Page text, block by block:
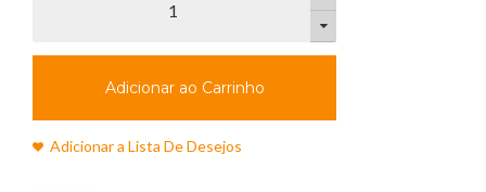
Adicionar ao Carrinho
Adicionar a Lista De Desejos